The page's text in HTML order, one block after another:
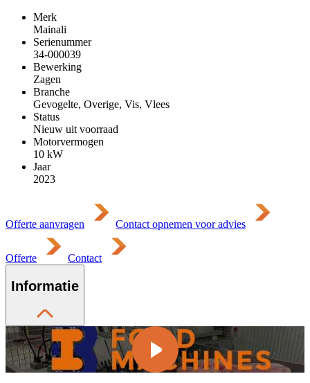
Merk
Mainali
Serienummer
34-000039
Bewerking
Zagen
Branche
Gevogelte, Overige, Vis, Vlees
Status
Nieuw uit voorraad
Motorvermogen
10 kW
Jaar
2023
Offerte aanvragen Contact opnemen voor advies
Offerte Contact
Informatie